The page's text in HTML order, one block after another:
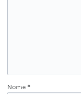
Nome *